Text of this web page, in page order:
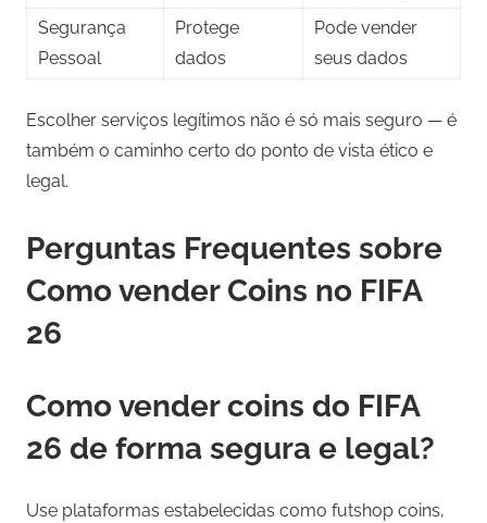
Segurança
Pessoal
Protege
dados
Pode vender
seus dados
Escolher serviços legítimos não é só mais seguro — é
também o caminho certo do ponto de vista ético e
legal.
Perguntas Frequentes sobre
Como vender Coins no FIFA
26
Como vender coins do FIFA
26 de forma segura e legal?
Use plataformas estabelecidas como futshop coins,